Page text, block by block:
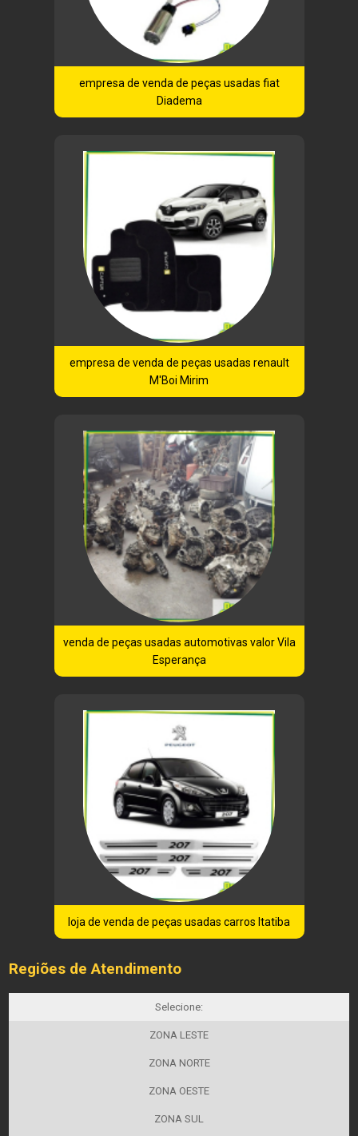
empresa de venda de peças usadas fiat
Diadema
empresa de venda de peças usadas renault
M'Boi Mirim
venda de peças usadas automotivas valor Vila
Esperança
loja de venda de peças usadas carros Itatiba
Regiões de Atendimento
Selecione:
ZONA LESTE
ZONA NORTE
ZONA OESTE
ZONA SUL